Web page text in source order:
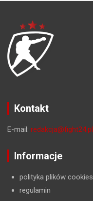
Kontakt
E-mail: redakcja@fight24.pl
Informacje
polityka plików cookies
regulamin